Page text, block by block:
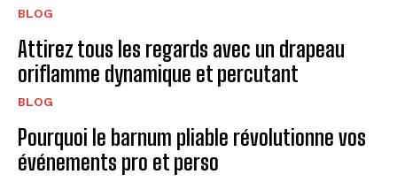
BLOG
Attirez tous les regards avec un drapeau
oriflamme dynamique et percutant
BLOG
Pourquoi le barnum pliable révolutionne vos
événements pro et perso